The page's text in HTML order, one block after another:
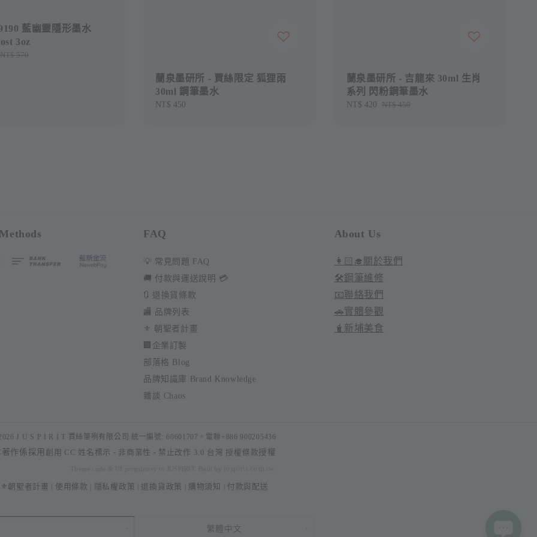
藍幽靈隱形墨水
3oz
Regular
NT$ 570
蘭泉墨研所 - 賈絲限定 狐狸雨
30ml 鋼筆墨水
Regular
NT$ 450
蘭泉墨研所 - 吉龍來 30ml 生肖
系列 閃粉鋼筆墨水
Sale
NT$ 420 Regular
NT$ 450
FAQ
💡 常見問題 FAQ
🚚 付款與運送說明 💳
🔃 退換貨條款
🏬 品牌列表
⚜️ 朝聖者計畫
🏢企業訂製
部落格 Blog
品牌知識庫 Brand Knowledge
雜談 Chaos
About Us
👩🏻‍🎓關於我們
🛠️鋼筆維修
📧聯絡我們
🚗實體參觀
🧋新埔美食
J U S P I R I T 賈絲筆咧有限公司 統一編號: 60601707。電聯+886 900205436
作係採用 創用 CC 姓名標示 - 非商業性 - 禁止改作 3.0 台灣 授權條款授權
⚜️朝聖者計畫 使用條款 隱私權政策 退換貨政策 購物須知 付款與配送